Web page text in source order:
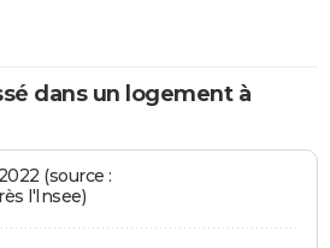
dans un logement à
(source :
l'Insee)